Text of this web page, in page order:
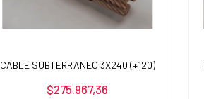
CABLE SUBTERRANEO 3X240 (+120)
$275.967,36